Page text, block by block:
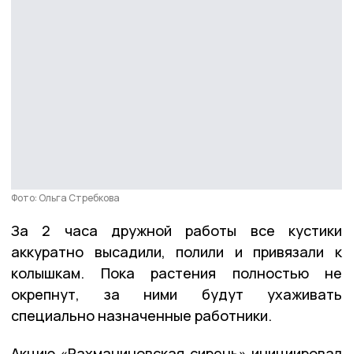
Фото: Ольга Стребкова
За 2 часа дружной работы все кустики
аккуратно высадили, полили и привязали к
колышкам. Пока растения полностью не
окрепнут, за ними будут ухаживать
специально назначенные работники.